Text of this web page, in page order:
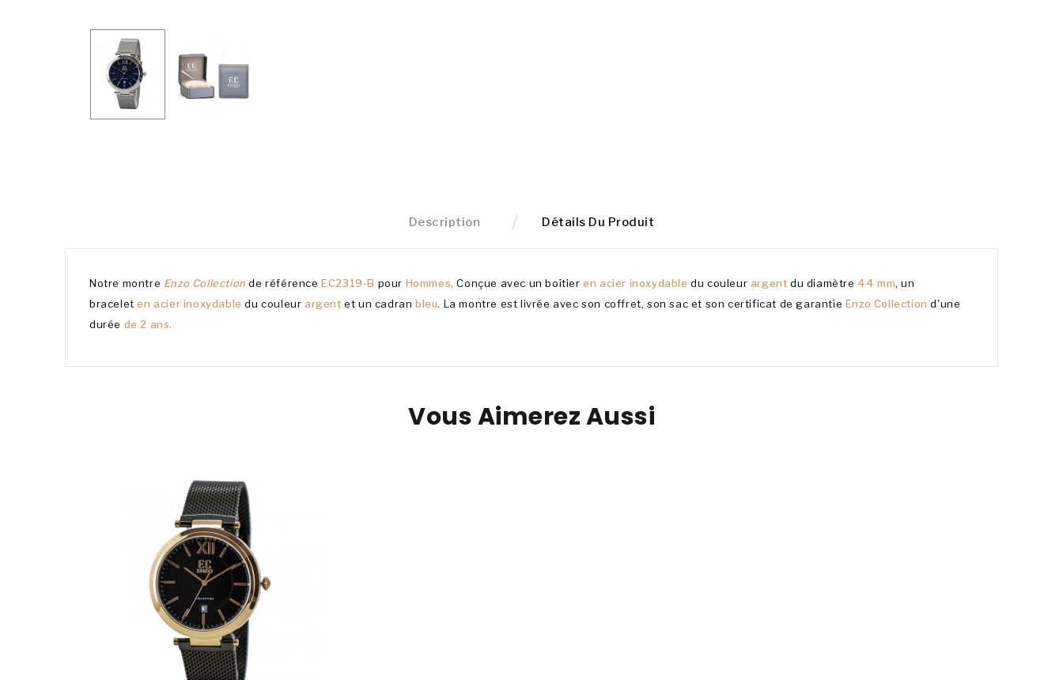
Description Détails Du Produit
Notre montre Enzo Collectionde référenceEC2319-B pour Hommes,Conçue avec un boîtieren acier inoxydabledu couleur argentdu diamètre 44 mm, un
braceleten acier inoxydabledu couleurargentet un cadran bleu. La montre est livrée avec son coffret, son sac et son certificat de garantie Enzo Collectiond'une
durée de 2 ans.
Vous Aimerez Aussi